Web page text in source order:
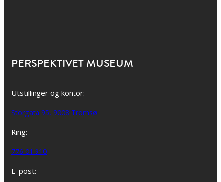
PERSPEKTIVET MUSEUM
Utstillinger og kontor:
Storgata 95, 9008 Tromsø
Ring:
776 01 910
E-post: